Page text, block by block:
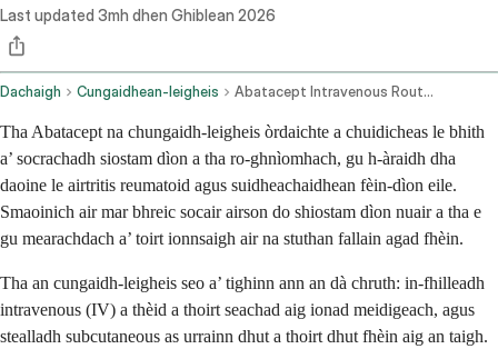
Last updated 3mh dhen Ghiblean 2026
Dachaigh Cungaidhean-leigheis Abatacept Intravenous Route Subcutaneous Route
Tha Abatacept na chungaidh-leigheis òrdaichte a chuidicheas le bhith
a’ socrachadh siostam dìon a tha ro-ghnìomhach, gu h-àraidh dha
daoine le airtritis reumatoid agus suidheachaidhean fèin-dìon eile.
Smaoinich air mar bhreic socair airson do shiostam dìon nuair a tha e
gu mearachdach a’ toirt ionnsaigh air na stuthan fallain agad fhèin.
Tha an cungaidh-leigheis seo a’ tighinn ann an dà chruth: in-fhilleadh
intravenous (IV) a thèid a thoirt seachad aig ionad meidigeach, agus
stealladh subcutaneous as urrainn dhut a thoirt dhut fhèin aig an taigh.